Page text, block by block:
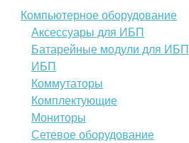
Компьютерное оборудование
Аксессуары для ИБП
Батарейные модули для ИБП
ИБП
Коммутаторы
Комплектующие
Мониторы
Сетевое оборудование